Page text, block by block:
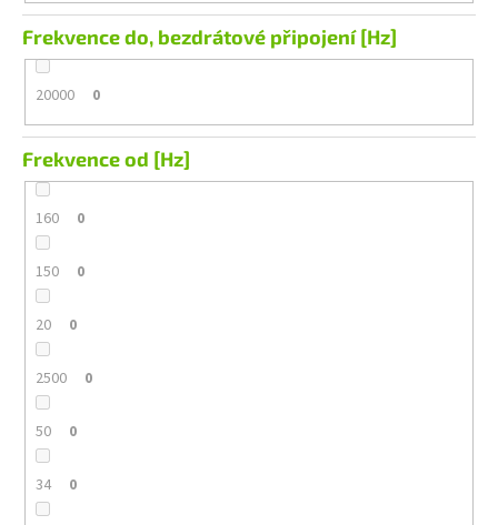
Frekvence do, bezdrátové připojení [Hz]
20000 0
Frekvence od [Hz]
160 0
150 0
20 0
2500 0
50 0
34 0